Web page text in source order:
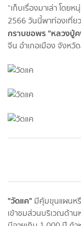
“เก็บเรื่องมาเล่า โด
2566 วันนี้พาท่องเที่ยว
กราบขอพร "หลวง
จีน อำเภอเมือง จังห
"วัดแค" มีคุ้มขุนแผนห
เข้าชมส่วนบริเวณด้า